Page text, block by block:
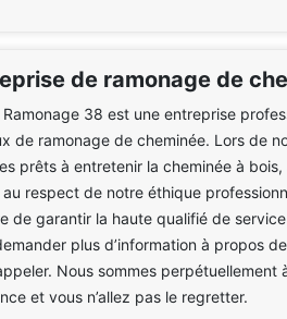
de ramonage de
Ramonage 38 est une entreprise
de ramonage de cheminée. Lors de
prêts à entretenir la cheminée à
au respect de notre éthique
de garantir la haute qualifié de
plus d’information à propos
Nous sommes perpétuellement
et vous n’allez pas le regretter.